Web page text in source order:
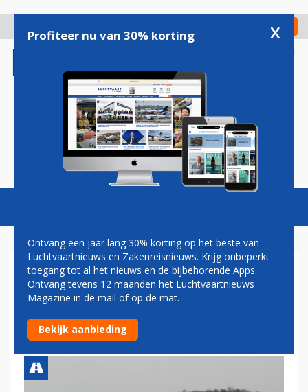
gaan
Check in
Magazine Podcasts Vacatures
TWAALF PROCENT MEER
PASSAGIERS VOOR
EINDHOVEN AIRPORT
Profiteer nu van 30% korting x
Ontvang een jaar lang 30% korting op het beste van
Luchtvaartnieuws en Zakenreisnieuws. Krijg onbeperkt
toegang tot al het nieuws en de bijbehorende Apps.
Ontvang tevens 12 maanden het Luchtvaartnieuws
Magazine in de mail of op de mat.
Bekijk aanbieding